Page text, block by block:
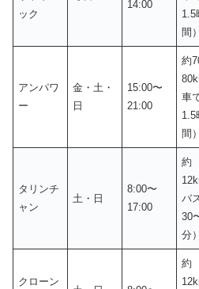
ック
14:00
1.5
間）
アンパワ
ー
金・土・
日
15:00〜
21:00
約
車
1.5
間）
タリンチ
ャン
土・日
8:00〜
17:00
約
バ
30
分）
クローン
約